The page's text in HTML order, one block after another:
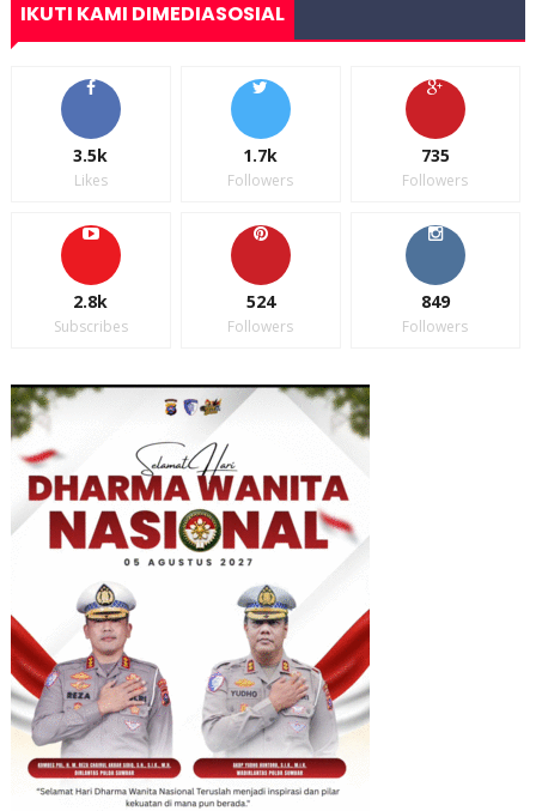
IKUTI KAMI DIMEDIASOSIAL
3.5k
Likes
1.7k
Followers
735
Followers
2.8k
Subscribes
524
Followers
849
Followers